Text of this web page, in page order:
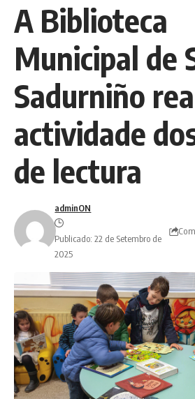
A Biblioteca
Municipal de
Sadurniño
actividade
de lectura
adminON
Publicado: 22 de Setembro de
2025